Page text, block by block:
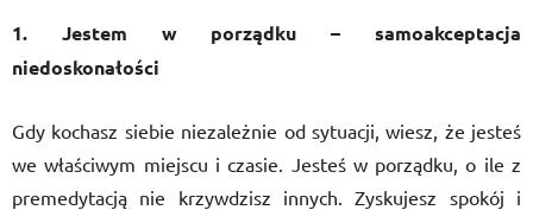
1. Jestem w porządku – samoakceptacja
niedoskonałości
Gdy kochasz siebie niezależnie od sytuacji, wiesz, że jesteś
we właściwym miejscu i czasie. Jesteś w porządku, o ile z
premedytacją nie krzywdzisz innych. Zyskujesz spokój i